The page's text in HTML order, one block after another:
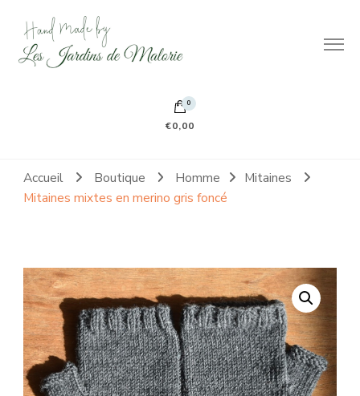
Hand made by Les Jardins de Malorie
100% frileuse 100% fait main 100% tout doux
0
€0,00
Accueil Boutique Homme
Mitaines
Mitaines mixtes en merino gris foncé